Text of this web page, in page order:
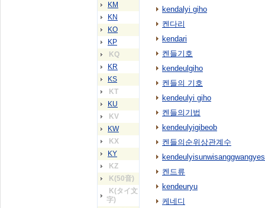
KM
KN
KO
KP
KQ
KR
KS
KT
KU
KV
KW
KX
KY
KZ
K(50音)
K(タイ文
字)
kendalyi giho
켄다리
kendari
켄들기호
kendeulgiho
켄들의 기호
kendeulyi giho
켄들의기법
kendeulyigibeob
켄들의순위상관계수
켄드류
kendeuryu
케네디